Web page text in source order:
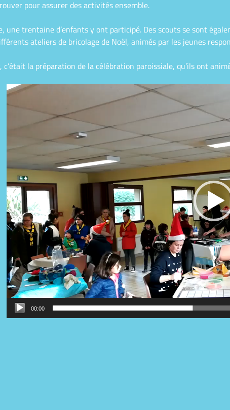
pour assurer des activités ensemble.
une trentaine d’enfants y ont participé. Des scouts se sont
ateliers de bricolage de Noël, animés par les jeunes
c’était la préparation de la célébration paroissiale, qu’ils ont
00:00